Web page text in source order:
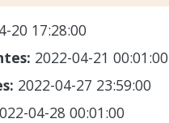
20 17:28:00
2022-04-21 00:01:00
2022-04-27 23:59:00
04-28 00:01:00